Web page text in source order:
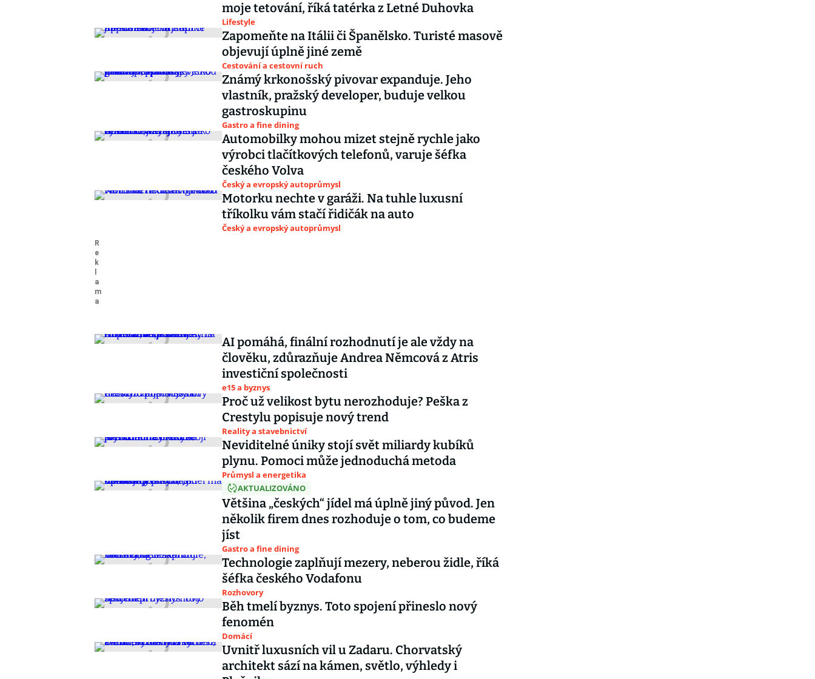
moje tetování, říká tatérka z Letné Duhovka
Lifestyle
Zapomeňte na Itálii či Španělsko. Turisté masově
objevují úplně jiné země
Cestování a cestovní ruch
Známý krkonošský pivovar expanduje. Jeho
vlastník, pražský developer, buduje velkou
gastroskupinu
Gastro a fine dining
Automobilky mohou mizet stejně rychle jako
výrobci tlačítkových telefonů, varuje šéfka
českého Volva
Český a evropský autoprůmysl
Motorku nechte v garáži. Na tuhle luxusní
tříkolku vám stačí řidičák na auto
Český a evropský autoprůmysl
AI pomáhá, finální rozhodnutí je ale vždy na
člověku, zdůrazňuje Andrea Němcová z Atris
investiční společnosti
e15 a byznys
Proč už velikost bytu nerozhoduje? Peška z
Crestylu popisuje nový trend
Reality a stavebnictví
Neviditelné úniky stojí svět miliardy kubíků
plynu. Pomoci může jednoduchá metoda
Průmysl a energetika
AKTUALIZOVÁNO
Většina „českých“ jídel má úplně jiný původ. Jen
několik firem dnes rozhoduje o tom, co budeme
jíst
Gastro a fine dining
Technologie zaplňují mezery, neberou židle, říká
šéfka českého Vodafonu
Rozhovory
Běh tmelí byznys. Toto spojení přineslo nový
fenomén
Domácí
Uvnitř luxusních vil u Zadaru. Chorvatský
architekt sází na kámen, světlo, výhledy i